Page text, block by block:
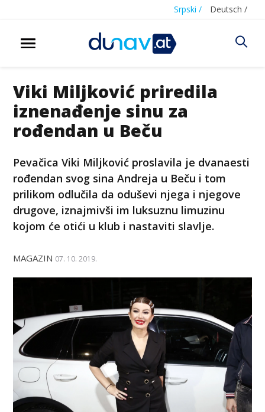
Srpski / Deutsch /
Viki Miljković priredila
iznenađenje sinu za
rođendan u Beču
Pevačica Viki Miljković proslavila je dvanaesti
rođendan svog sina Andreja u Beču i tom
prilikom odlučila da oduševi njega i njegove
drugove, iznajmivši im luksuznu limuzinu
kojom će otići u klub i nastaviti slavlje.
MAGAZIN 07. 10. 2019.